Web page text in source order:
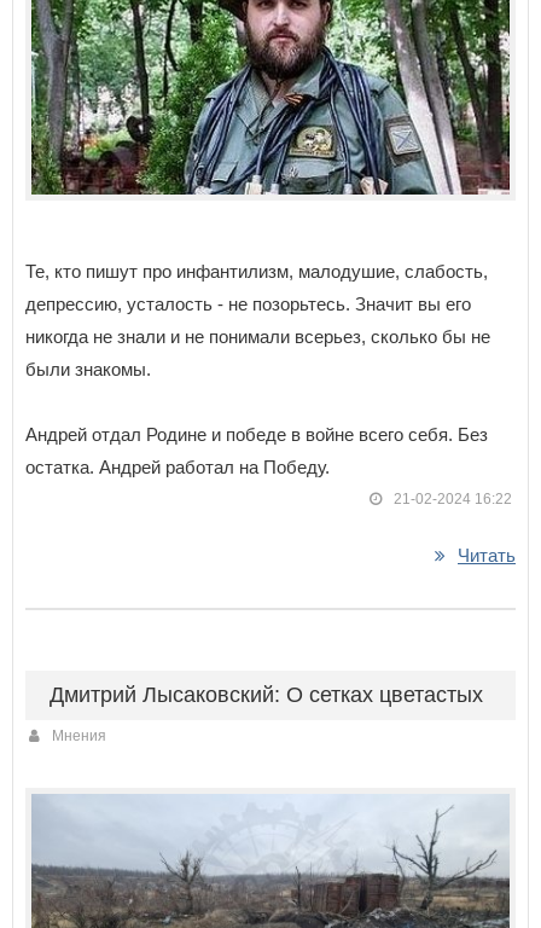
Те, кто пишут про инфантилизм, малодушие, слабость,
депрессию, усталость - не позорьтесь. Значит вы его
никогда не знали и не понимали всерьез, сколько бы не
были знакомы.
Андрей отдал Родине и победе в войне всего себя. Без
остатка. Андрей работал на Победу.
21-02-2024 16:22
Читать
Дмитрий Лысаковский: О сетках цветастых
Мнения